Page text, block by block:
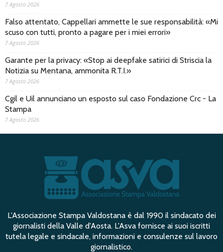
7 Agosto 2026
Falso attentato, Cappellari ammette le sue responsabilità: «Mi
scuso con tutti, pronto a pagare per i miei errori»
7 Agosto 2026
Garante per la privacy: «Stop ai deepfake satirici di Striscia la
Notizia su Mentana, ammonita R.T.I.»
7 Agosto 2026
Cgil e Uil annunciano un esposto sul caso Fondazione Crc - La
Stampa
7 Agosto 2026
L'Associazione Stampa Valdostana è dal 1990 il sindacato dei
giornalisti della Valle d'Aosta. L'Asva fornisce ai suoi iscritti
tutela legale e sindacale, informazioni e consulenze sul lavoro
giornalistico.